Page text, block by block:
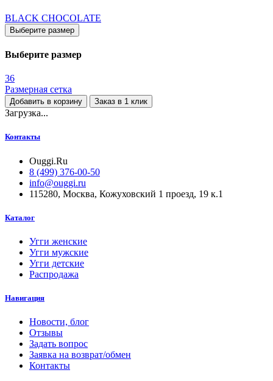
BLACK CHOCOLATE
Выберите размер
Выберите размер
36
Размерная сетка
Добавить в корзину Заказ в 1 клик
Загрузка...
Контакты
Ouggi.Ru
8 (499) 376-00-50
info@ouggi.ru
115280, Москва, Кожуховский 1 проезд, 19 к.1
Каталог
Угги женские
Угги мужские
Угги детские
Распродажа
Навигация
Новости, блог
Отзывы
Задать вопрос
Заявка на возврат/обмен
Контакты